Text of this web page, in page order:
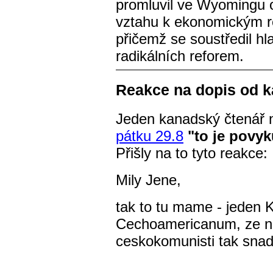
promluvil ve Wyomingu
vztahu k ekonomickým
přičemž se soustředil
radikálních reforem.
Reakce na dopis od
Jeden kanadský čtenář
pátku 29.8 "to je
Přišly na to tyto reakce:
Mily Jene,
tak to tu mame - jeden
Cechoamericanum, ze
ceskokomunisti tak